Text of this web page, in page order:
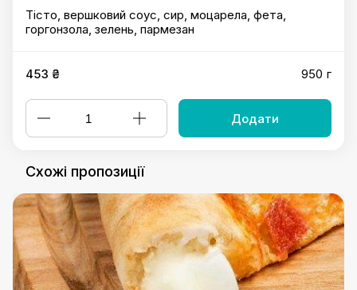
Тісто, вершковий соус, сир, моцарела, фета,
горгонзола, зелень, пармезан
453 ₴ 950 г
Додати
Схожі пропозиції